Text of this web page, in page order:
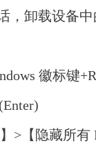
，卸载设备
徽标键
>【隐藏所有